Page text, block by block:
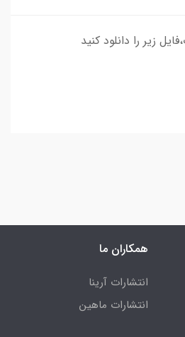
زیر را دانلود کنید
همکاران ما
انتشارات آرینا
انتشارات ماهین